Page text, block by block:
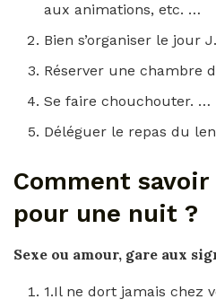
aux animations, etc. …
Bien s’organiser le jour
Réserver une chambre
Se faire chouchouter. …
Déléguer le repas du
Comment
pour une nuit ?
Sexe ou amour, gare aux
1.Il ne dort jamais chez